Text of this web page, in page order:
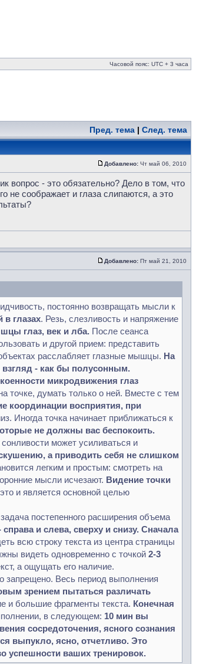
Часовой пояс: UTC + 3 часа
Пред. тема | След. тема
Добавлено: Чт май 06, 2010
вопрос - это обязательно? Дело в том, что
не соображает и глаза слипаются, а это
Добавлено: Пт май 21, 2010
постоянно возвращать мысли к
глазах. Резь, слезливость и напряжение
глаз, век и лба. После сеанса
и другой прием: представить
расслабляет глазные мышцы. На
взгляд - как бы полусонным.
микродвижения глаз
точке, думать только о ней. Вместе с тем
координации восприятия, при
Иногда точка начинает приближаться к
не должны вас беспокоить.
может усиливаться и
а приводить себя не слишком
легким и простым: смотреть на
мысли исчезают. Видение точки
и является основной целью
постепенного расширения объема
и слева, сверху и снизу. Сначала
всю строку текста из центра страницы
видеть одновременно с точкой 2-3
а ощущать его наличие.
запрещено. Весь период выполнения
зрением пытаться различать
и большие фрагменты текста. Конечная
в следующем: 10 мин вы
сосредоточения, ясного сознания
выпукло, ясно, отчетливо. Это
успешности ваших тренировок.